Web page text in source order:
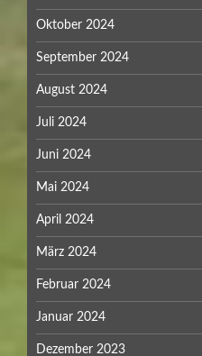
Oktober 2024
September 2024
August 2024
Juli 2024
Juni 2024
Mai 2024
April 2024
März 2024
Februar 2024
Januar 2024
Dezember 2023